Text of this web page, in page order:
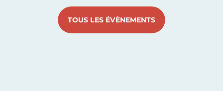
TOUS LES ÉVÈNEMENTS